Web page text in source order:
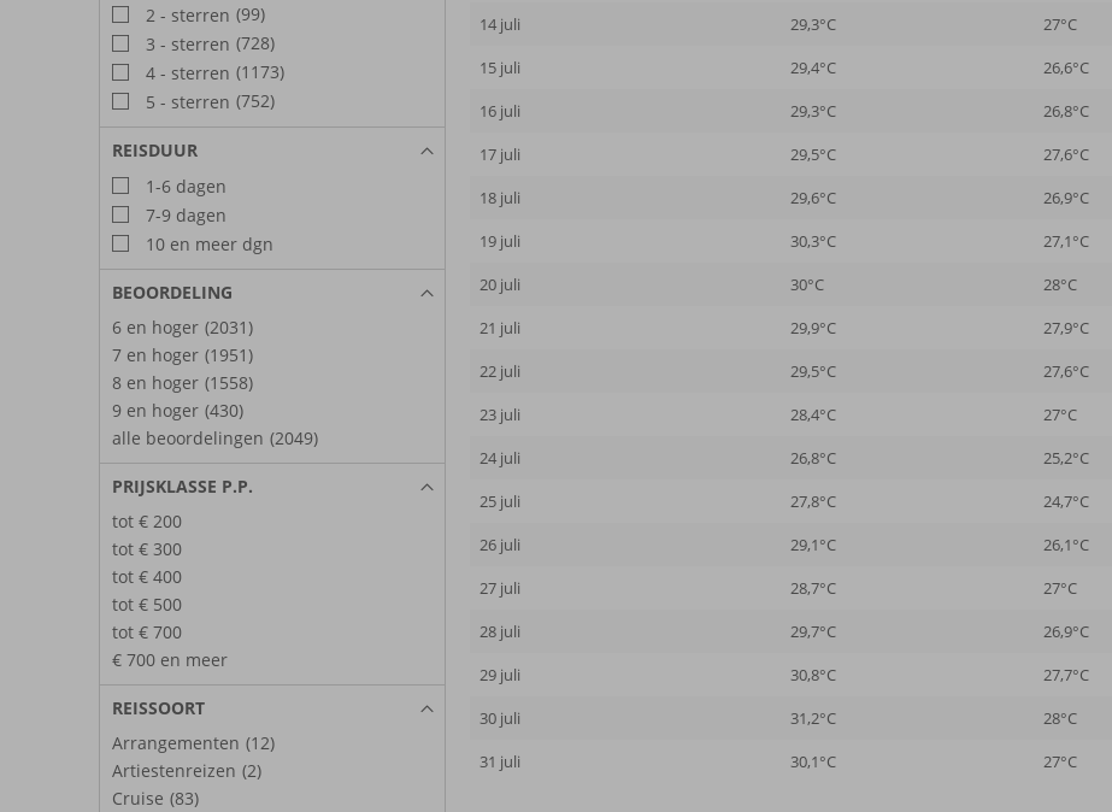
2 - sterren (99)
3 - sterren (728)
4 - sterren (1173)
5 - sterren (752)
REISDUUR
1-6 dagen
7-9 dagen
10 en meer dgn
BEOORDELING
6 en hoger (2031)
7 en hoger (1951)
8 en hoger (1558)
9 en hoger (430)
alle beoordelingen (2049)
PRIJSKLASSE P.P.
tot € 200
tot € 300
tot € 400
tot € 500
tot € 700
€ 700 en meer
REISSOORT
Arrangementen (12)
Artiestenreizen (2)
Cruise (83)
14 juli
29,3°C 27°C
15 juli
29,4°C 26,6°C
16 juli
29,3°C 26,8°C
17 juli
29,5°C 27,6°C
18 juli
29,6°C 26,9°C
19 juli
30,3°C 27,1°C
20 juli
30°C 28°C
21 juli
29,9°C 27,9°C
22 juli
29,5°C 27,6°C
23 juli
28,4°C 27°C
24 juli
26,8°C 25,2°C
25 juli
27,8°C 24,7°C
26 juli
29,1°C 26,1°C
27 juli
28,7°C 27°C
28 juli
29,7°C 26,9°C
29 juli
30,8°C 27,7°C
30 juli
31,2°C 28°C
31 juli
30,1°C 27°C